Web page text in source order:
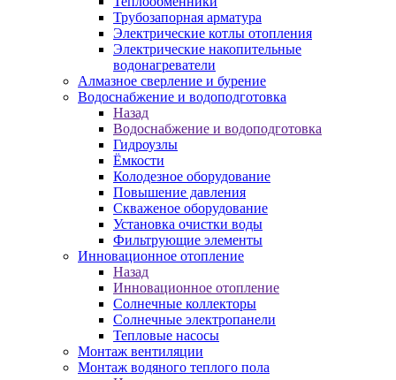
Трубозапорная арматура
Электрические котлы отопления
Электрические накопительные
водонагреватели
Алмазное сверление и бурение
Водоснабжение и водоподготовка
Назад
Водоснабжение и водоподготовка
Гидроузлы
Ёмкости
Колодезное оборудование
Повышение давления
Скваженое оборудование
Установка очистки воды
Фильтрующие элементы
Инновационное отопление
Назад
Инновационное отопление
Солнечные коллекторы
Солнечные электропанели
Тепловые насосы
Монтаж вентиляции
Монтаж водяного теплого пола